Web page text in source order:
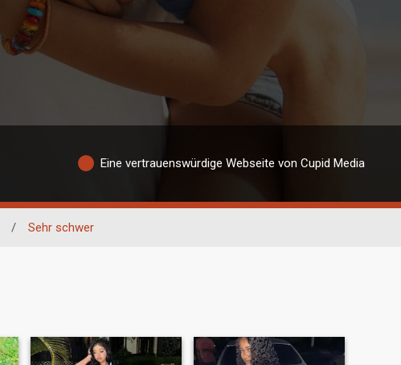
Eine vertrauenswürdige Webseite von Cupid Media
/ Sehr schwer